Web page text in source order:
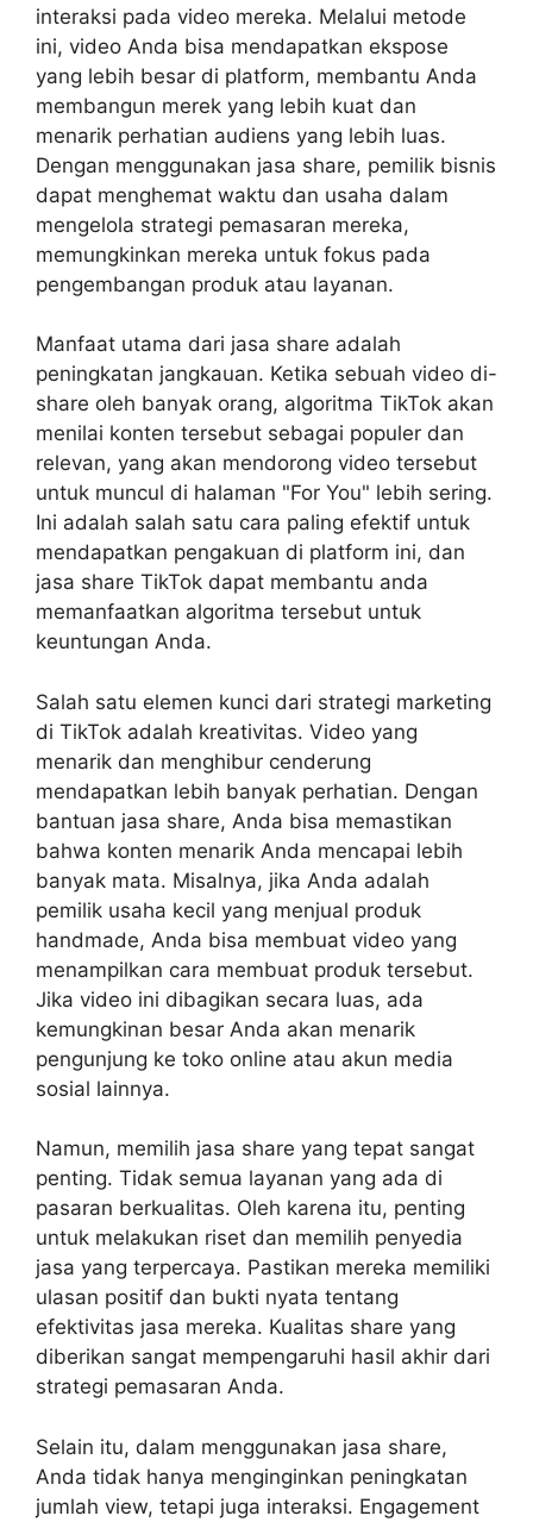
interaksi pada video mereka. Melalui metode
ini, video Anda bisa mendapatkan ekspose
yang lebih besar di platform, membantu Anda
membangun merek yang lebih kuat dan
menarik perhatian audiens yang lebih luas.
Dengan menggunakan jasa share, pemilik bisnis
dapat menghemat waktu dan usaha dalam
mengelola strategi pemasaran mereka,
memungkinkan mereka untuk fokus pada
pengembangan produk atau layanan.
Manfaat utama dari jasa share adalah
peningkatan jangkauan. Ketika sebuah video di-
share oleh banyak orang, algoritma TikTok akan
menilai konten tersebut sebagai populer dan
relevan, yang akan mendorong video tersebut
untuk muncul di halaman "For You" lebih sering.
Ini adalah salah satu cara paling efektif untuk
mendapatkan pengakuan di platform ini, dan
jasa share TikTok dapat membantu anda
memanfaatkan algoritma tersebut untuk
keuntungan Anda.
Salah satu elemen kunci dari strategi marketing
di TikTok adalah kreativitas. Video yang
menarik dan menghibur cenderung
mendapatkan lebih banyak perhatian. Dengan
bantuan jasa share, Anda bisa memastikan
bahwa konten menarik Anda mencapai lebih
banyak mata. Misalnya, jika Anda adalah
pemilik usaha kecil yang menjual produk
handmade, Anda bisa membuat video yang
menampilkan cara membuat produk tersebut.
Jika video ini dibagikan secara luas, ada
kemungkinan besar Anda akan menarik
pengunjung ke toko online atau akun media
sosial lainnya.
Namun, memilih jasa share yang tepat sangat
penting. Tidak semua layanan yang ada di
pasaran berkualitas. Oleh karena itu, penting
untuk melakukan riset dan memilih penyedia
jasa yang terpercaya. Pastikan mereka memiliki
ulasan positif dan bukti nyata tentang
efektivitas jasa mereka. Kualitas share yang
diberikan sangat mempengaruhi hasil akhir dari
strategi pemasaran Anda.
Selain itu, dalam menggunakan jasa share,
Anda tidak hanya menginginkan peningkatan
jumlah view, tetapi juga interaksi. Engagement